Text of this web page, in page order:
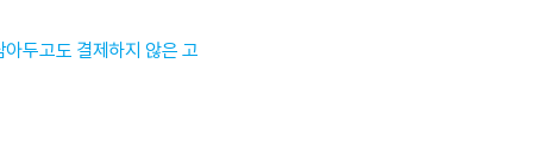
두고도 결제하지 않은 고